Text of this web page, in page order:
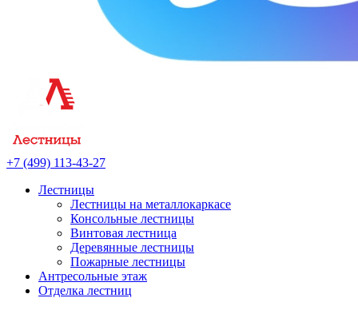
+7 (499) 113-43-27
Лестницы
Лестницы на металлокаркасе
Консольные лестницы
Винтовая лестница
Деревянные лестницы
Пожарные лестницы
Антресольные этаж
Отделка лестниц